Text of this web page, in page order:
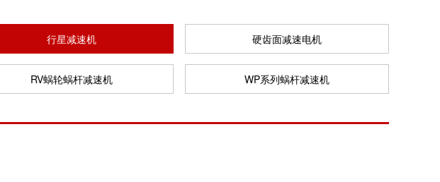
行星减速机 硬齿面减速电机
RV蜗轮蜗杆减速机 WP系列蜗杆减速机